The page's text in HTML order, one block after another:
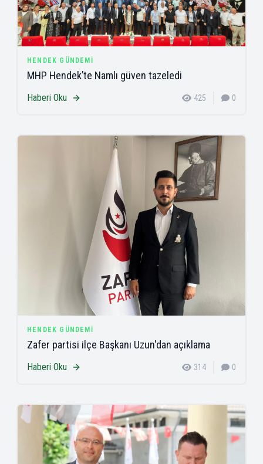
HENDEK GÜNDEMI
MHP Hendek’te Namlı güven tazeledi
Haberi Oku 425 0
HENDEK GÜNDEMI
Zafer partisi ilçe Başkanı Uzun'dan açıklama
Haberi Oku 314 0